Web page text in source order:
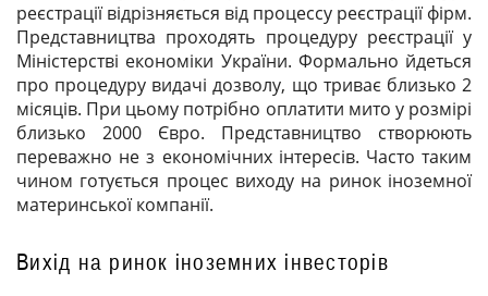
реєстрації відрізняється від процессу реєстрації фірм.
Представництва проходять процедуру реєстрації у
Міністерстві економіки України. Формально йдеться
про процедуру видачі дозволу, що триває близько 2
місяців. При цьому потрібно оплатити мито у розмірі
близько 2000 Євро. Представництво створюють
переважно не з економічних інтересів. Часто таким
чином готується процес виходу на ринок іноземної
материнської компанії.
Вихід на ринок іноземних інвесторів